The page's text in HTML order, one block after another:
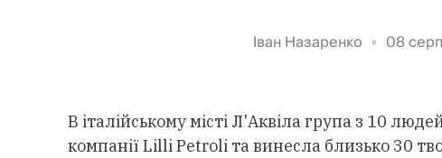
Іван Назаренко 08
В італійському місті Л'Аквіла група з 10
компанії Lilli Petroli та винесла близько 30